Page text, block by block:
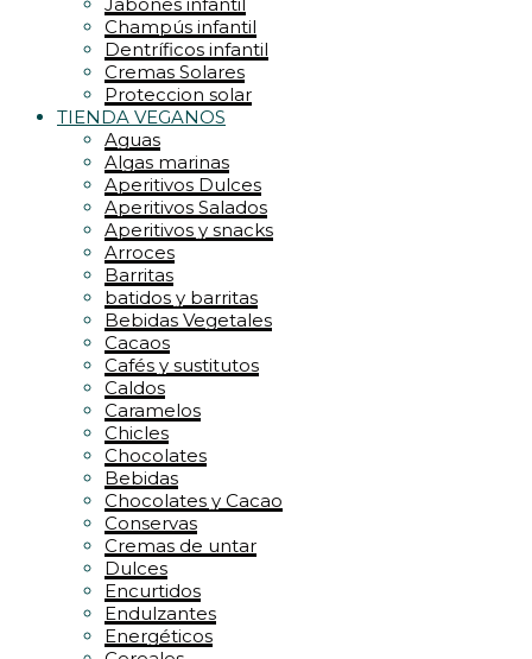
Champús infantil
Dentríficos infantil
Cremas Solares
Proteccion solar
TIENDA VEGANOS
Aguas
Algas marinas
Aperitivos Dulces
Aperitivos Salados
Aperitivos y snacks
Arroces
Barritas
batidos y barritas
Bebidas Vegetales
Cacaos
Cafés y sustitutos
Caldos
Caramelos
Chicles
Chocolates
Bebidas
Chocolates y Cacao
Conservas
Cremas de untar
Dulces
Encurtidos
Endulzantes
Energéticos